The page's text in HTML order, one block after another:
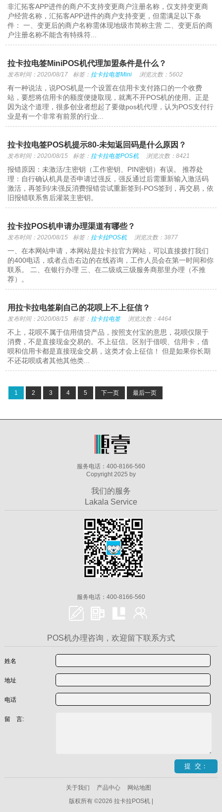
非汇拓客APP进件的商户不支持变更商户注册名称，仅支持变更商
户经营名称，汇拓客APP进件的商户支持变更，但需满足以下条
件： 一、变更后的商户名称需体现地级市简称主营 二、变更后的商
户注册名称不能含有特殊符...
拉卡拉电签MiniPOS机代理加盟条件是什么？
发布时间：2020/08/17 标签： 拉卡拉电签Mini 浏览次数：5602
有一种说法，说POS机是一个设置在信用卡支付路口的一个收费
站，要想将信用卡的额度便捷取现，就离不开POS机的使用。正是
因为这个道理，很多创业者想起了要做pos机代理，认为POS支付行
业是有一个非常有前景的行业...
拉卡拉电签POS机提示80-未知返回码是什么原因？
发布时间：2020/08/15 标签： 拉卡拉电签POS机 浏览次数：8421
报错原因：未激活/主密钥（工作密钥、PIN密钥）有误。 推荐处
理：自行确认机具是否申请过强反，强反通过后需重新输入激活码
激活，再签到/未强反消费报错尝试重新签到-POS签到，再交易，依
旧报错联系售后灌装主密钥。
拉卡拉POS机申请办理渠道有哪些？
发布时间：2020/08/15 标签： 拉卡拉POS机 浏览次数：3877
一、在本网站申请，本网站是拉卡拉官方网站，可以直接拨打我们
的400电话，或者点击右边的在线咨询，工作人员会在第一时间和你
联系。 二、在银行办理 三、在二级或三级服务商那里办理（不推
荐）。
用拉卡拉电签刷自己的花呗上不上征信？
发布时间：2020/08/15 标签： 拉卡拉电签 浏览次数：4464
不上，花呗不属于信用借贷产品，按照支付宝的意思，花呗仅限于
消费，不是直接现金交易的。不上征信。区别于借呗、信用卡，借
呗和信用卡都是直接现金交易，这类才会上征信！ 但是如果你长期
不还花呗或者其他其他类...
1 2 3 4 5 下一页 最后一页
服务电话：400-8166-560
Copyright 2025 by
我们的服务
Lakala Service
服务电话：400-8166-560
POS机办理咨询，欢迎留下联系方式
姓名
地址
电话
留 言:
关于我们 产品中心
网站地图
版权所有 ©2026 拉卡拉POS机 |